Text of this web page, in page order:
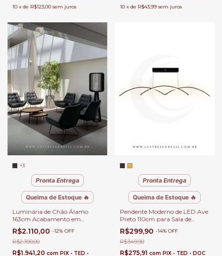
10 x de R$123,00 sem juros
10 x de R$43,99 sem juros
+3
Pronta Entrega
Queima de Estoque 🔥
Luminária de Chão Álamo
163cm Acabamento em
Madeira Para Leitura, Quartos,
Escritórios e Áreas Internas
R$2.110,00 -12% OFF
R$2.390,00
R$1.941,20 com PIX • TED •
Pronta Entrega
Queima de Estoque 🔥
Pendente Moderno de LED Ave
Preto 110cm para Sala de
Jantar, Quartos, Sala de Estar e
Escritórios
R$299,90 -14% OFF
R$349,90
R$275,91 com PIX • TED • DOC